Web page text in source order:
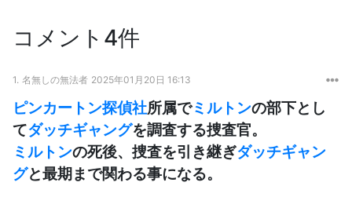
コメント4件
1. 名無しの無法者 2025年01月20日 16:13
ピンカートン探偵社所属でミルトンの部下とし
てダッチギャングを調査する捜査官。
ミルトンの死後、捜査を引き継ぎダッチギャン
グと最期まで関わる事になる。